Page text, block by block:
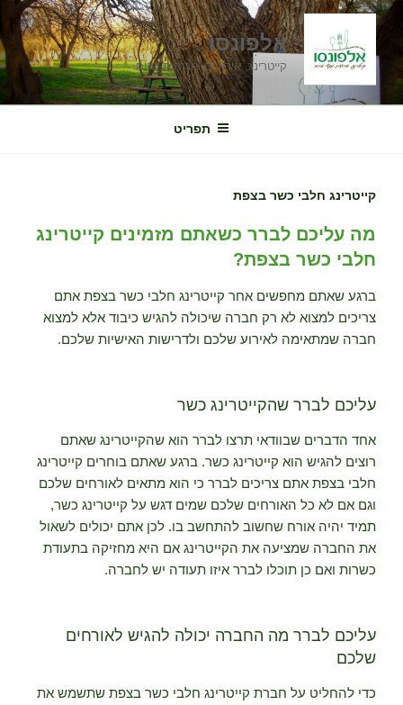
דילוג
לתוכן
אלפונסו
קייטרינג, אירועים וארוחות שטח
תפריט
קייטרינג חלבי כשר בצפת
מה עליכם לברר כשאתם מזמינים קייטרינג
חלבי כשר בצפת?
ברגע שאתם מחפשים אחר קייטרינג חלבי כשר בצפת אתם
צריכים למצוא לא רק חברה שיכולה להגיש כיבוד אלא למצוא
חברה שמתאימה לאירוע שלכם ולדרישות האישיות שלכם.
עליכם לברר שהקייטרינג כשר
אחד הדברים שבוודאי תרצו לברר הוא שהקייטרינג שאתם
רוצים להגיש הוא קייטרינג כשר. ברגע שאתם בוחרים קייטרינג
חלבי בצפת אתם צריכים לברר כי הוא מתאים לאורחים שלכם
וגם אם לא כל האורחים שלכם שמים דגש על קייטרינג כשר,
תמיד יהיה אורח שחשוב להתחשב בו. לכן אתם יכולים לשאול
את החברה שמציעה את הקייטרינג אם היא מחזיקה בתעודת
כשרות ואם כן תוכלו לברר איזו תעודה יש לחברה.
עליכם לברר מה החברה יכולה להגיש לאורחים
שלכם
כדי להחליט על חברת קייטרינג חלבי כשר בצפת שתשמש את